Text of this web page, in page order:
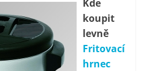
Kde
koupit
levně
Fritovací
hrnec